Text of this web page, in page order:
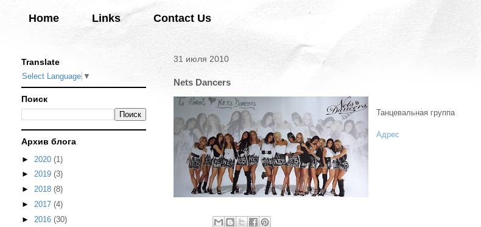
Home Links Contact Us
31 июля 2010
Nets Dancers
Танцевальная группа
Адрес
Translate
Select Language ▼
Поиск
Архив блога
► 2020 (1)
► 2019 (3)
► 2018 (8)
► 2017 (4)
► 2016 (30)